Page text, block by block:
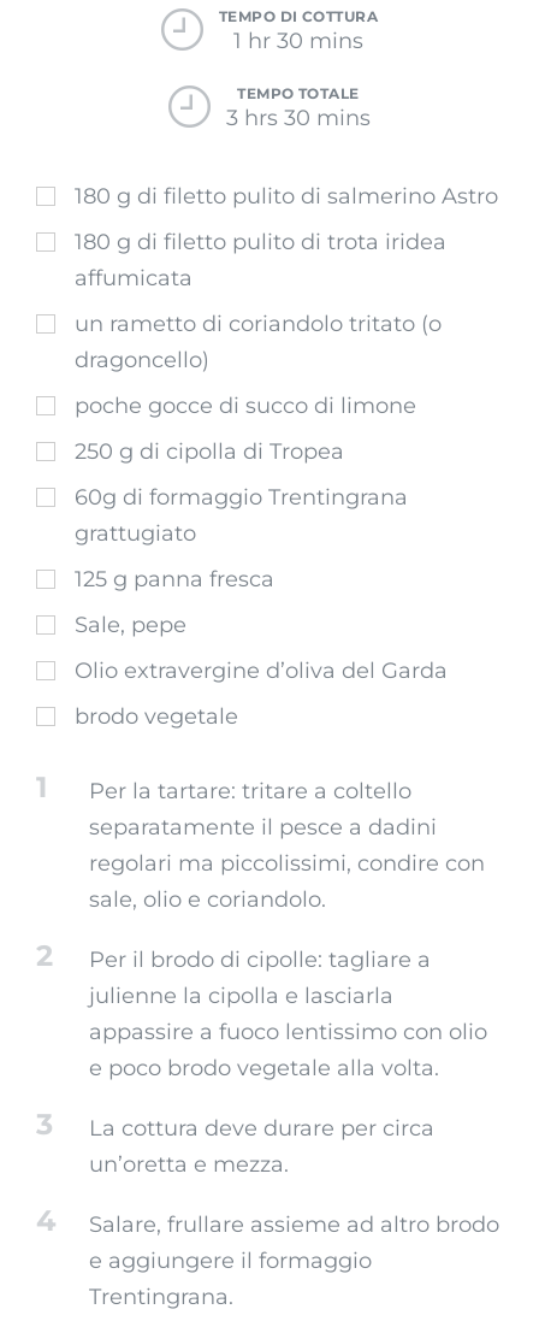
TEMPO DI COTTURA
1 hr 30 mins
TEMPO TOTALE
3 hrs 30 mins
180 g di filetto pulito di salmerino Astro
180 g di filetto pulito di trota iridea
affumicata
un rametto di coriandolo tritato (o
dragoncello)
poche gocce di succo di limone
250 g di cipolla di Tropea
60g di formaggio Trentingrana
grattugiato
125 g panna fresca
Sale, pepe
Olio extravergine d’oliva del Garda
brodo vegetale
1
Per la tartare: tritare a coltello
separatamente il pesce a dadini
regolari ma piccolissimi, condire con
sale, olio e coriandolo.
2
Per il brodo di cipolle: tagliare a
julienne la cipolla e lasciarla
appassire a fuoco lentissimo con olio
e poco brodo vegetale alla volta.
3
La cottura deve durare per circa
un’oretta e mezza.
4
Salare, frullare assieme ad altro brodo
e aggiungere il formaggio
Trentingrana.